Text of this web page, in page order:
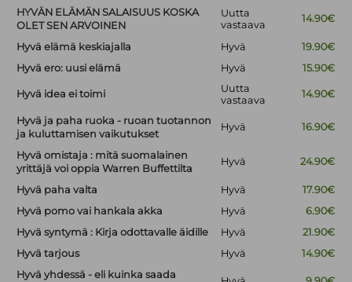
HYVÄN ELÄMÄN SALAISUUS KOSKA
OLET SEN ARVOINEN
Uutta
vastaava
14.90€
Hyvä elämä keskiajalla Hyvä
19.90€
Hyvä ero: uusi elämä
Hyvä 15.90€
Hyvä idea ei toimi
Uutta
vastaava
14.90€
Hyvä ja paha ruoka - ruoan tuotannon
ja kuluttamisen vaikutukset
Hyvä 16.90€
Hyvä omistaja : mitä suomalainen
yrittäjä voi oppia Warren Buffettilta
Hyvä 24.90€
Hyvä paha valta Hyvä
17.90€
Hyvä pomo vai hankala akka
Hyvä
6.90€
Hyvä syntymä : Kirja odottavalle äidille
Hyvä
21.90€
Hyvä tarjous
Hyvä
14.90€
Hyvä yhdessä - eli kuinka saada